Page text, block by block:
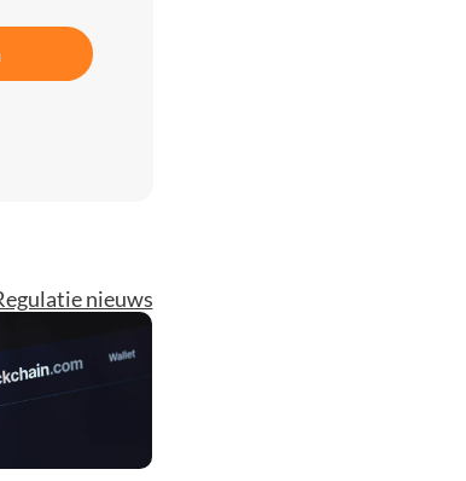
nieuws